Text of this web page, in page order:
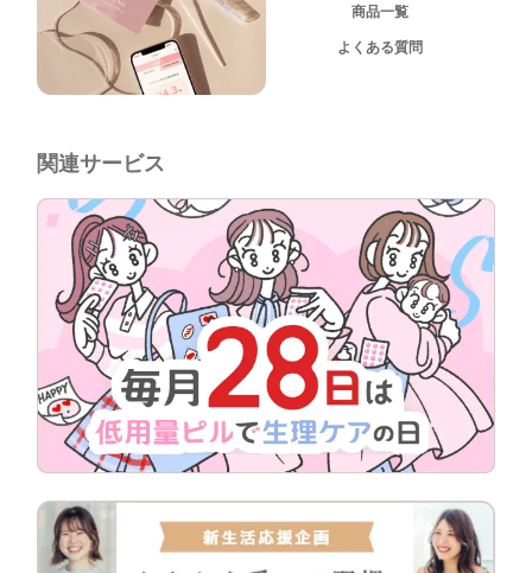
商品一覧
よくある質問
関連サービス